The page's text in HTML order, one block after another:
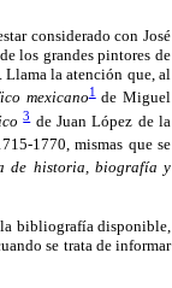
considerado con José
los grandes pintores de
la atención que, al
mexicano1de Miguel
3de Juan López de la
1770, mismas que se
de historia, biografía y
bibliografía disponible,
se trata de informar